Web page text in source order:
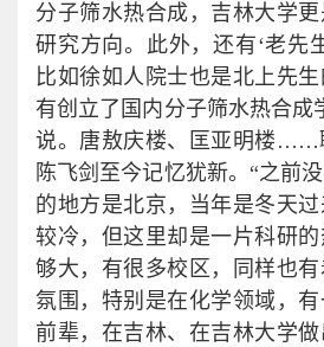
分子筛水热合成，吉林大学
研究方向。此外，还有‘老先
比如徐如人院士也是北上先
有创立了国内分子筛水热合成
说。唐敖庆楼、匡亚明楼……
陈飞剑至今记忆犹新。“之前
的地方是北京，当年是冬天
较冷，但这里却是一片科研
够大，有很多校区，同样也
氛围，特别是在化学领域，
前辈，在吉林、在吉林大学